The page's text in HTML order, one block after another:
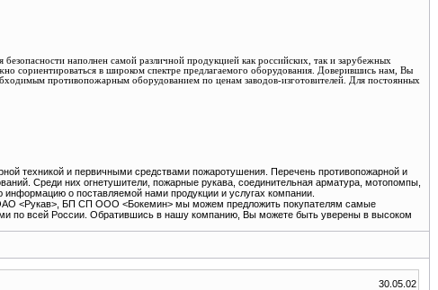
наполнен самой различной продукцией как российских, так и зарубежных
сориентироваться в широком спектре предлагаемого оборудования. Доверившись нам, Вы
противопожарным оборудованием по ценам заводов-изготовителей. Для постоянных
техникой и первичными средствами пожаротушения. Перечень противопожарной и
Среди них огнетушители, пожарные рукава, соединительная арматура, мотопомпы,
о поставляемой нами продукции и услугах компании.
ОАО <Рукав>, БП СП ООО <Бокемин> мы можем предложить покупателям самые
по всей России. Обратившись в нашу компанию, Вы можете быть уверены в высоком
30.05.02